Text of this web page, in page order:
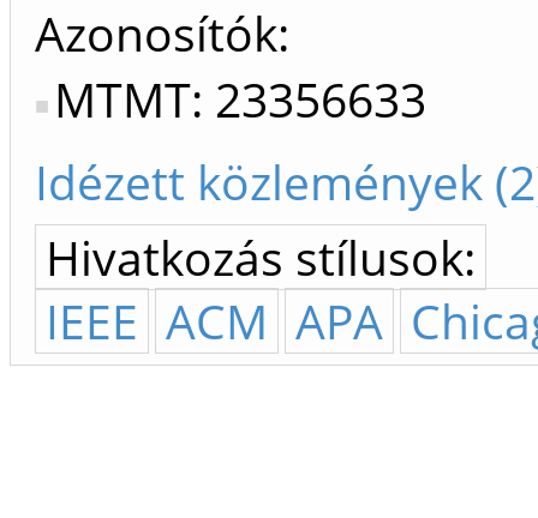
Azonosítók
MTMT: 23356633
Idézett közlemények
Hivatkozás stílusok:
IEEE ACM APA